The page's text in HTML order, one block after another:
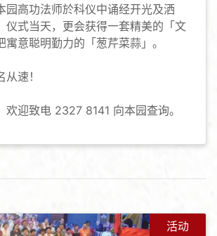
园高功法师於科仪中诵经开光及洒
仪式当天，更会获得一套精美的「文
意聪明勤力的「葱芹菜蒜」。
速！
欢迎致电 2327 8141 向本园查询。
活动